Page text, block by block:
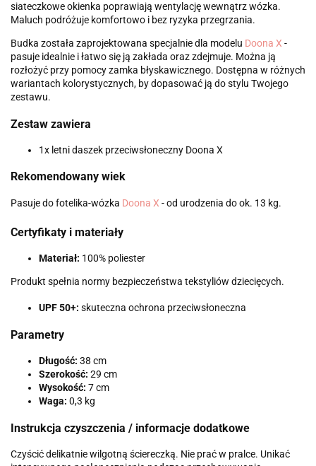
siateczkowe okienka poprawiają wentylację wewnątrz wózka.
Maluch podróżuje komfortowo i bez ryzyka przegrzania.
Budka została zaprojektowana specjalnie dla modelu Doona X -
pasuje idealnie i łatwo się ją zakłada oraz zdejmuje. Można ją
rozłożyć przy pomocy zamka błyskawicznego. Dostępna w różnych
wariantach kolorystycznych, by dopasować ją do stylu Twojego
zestawu.
Zestaw zawiera
1x letni daszek przeciwsłoneczny Doona X
Rekomendowany wiek
Pasuje do fotelika-wózka Doona X - od urodzenia do ok. 13 kg.
Certyfikaty i materiały
Materiał: 100% poliester
Produkt spełnia normy bezpieczeństwa tekstyliów dziecięcych.
UPF 50+: skuteczna ochrona przeciwsłoneczna
Parametry
Długość: 38 cm
Szerokość: 29 cm
Wysokość: 7 cm
Waga: 0,3 kg
Instrukcja czyszczenia / informacje dodatkowe
Czyścić delikatnie wilgotną ściereczką. Nie prać w pralce. Unikać